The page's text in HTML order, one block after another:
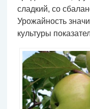
сладкий, со
Урожайность
культуры